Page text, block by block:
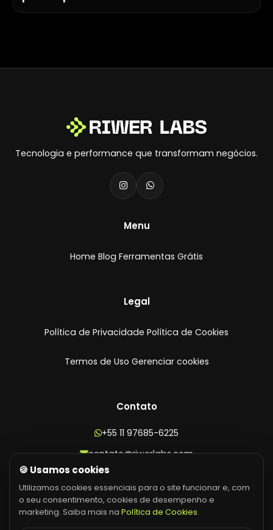
Tecnologia e performance que transformam negócios.
Menu
Home Blog Ferramentas Grátis
Legal
Política de Privacidade Política de Cookies
Termos de Uso Gerenciar cookies
Contato
+55 11 97685-6225
contato@riwerlabs.com
CNPJ: 45.970.865/0001-19
🍪 Usamos cookies
Utilizamos cookies essenciais para o site funcionar e, com
o seu consentimento, cookies de desempenho e
marketing. Saiba mais na Política de Cookies.